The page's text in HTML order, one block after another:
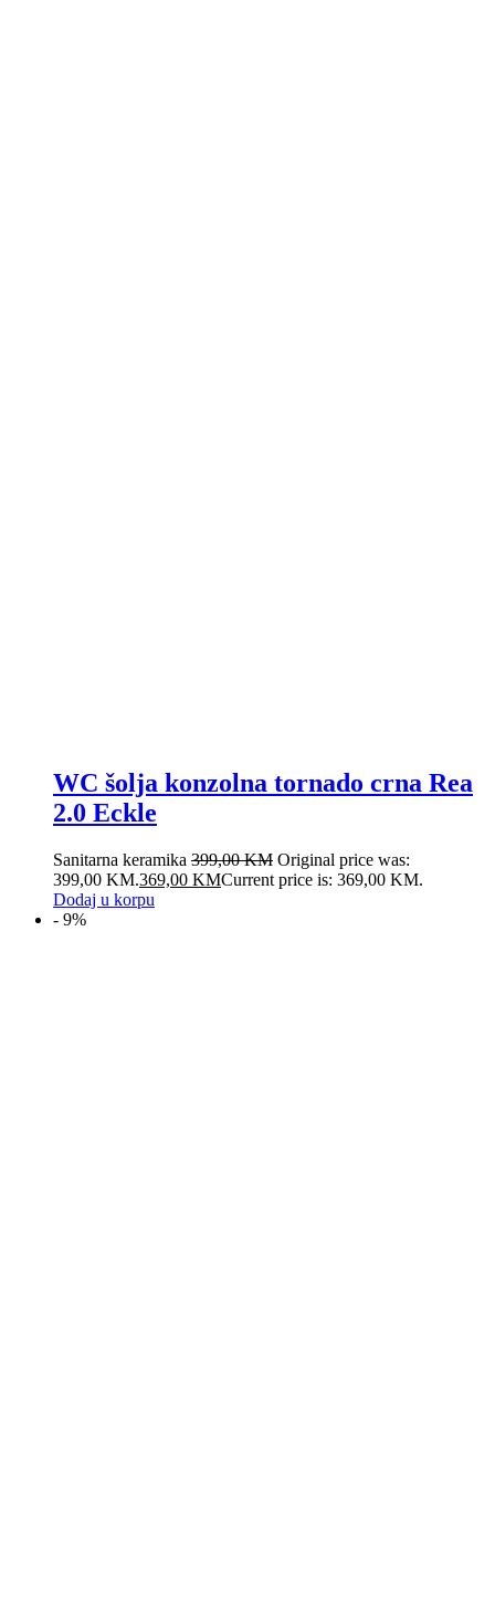
WC šolja konzolna tornado crna Rea
2.0 Eckle
Sanitarna keramika 399,00KM Original price was:
399,00 KM.369,00 KMCurrent price is: 369,00 KM.
Dodaj u korpu
- 9%